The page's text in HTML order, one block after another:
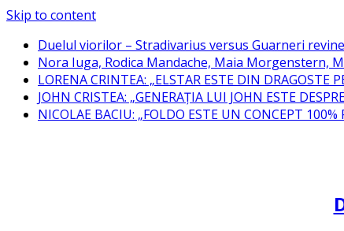
Skip to content
Duelul viorilor – Stradivarius versus Guarneri
Nora Iuga, Rodica Mandache, Maia Morgenstern,
LORENA CRINTEA: „ELSTAR ESTE DIN DRAGOSTE
JOHN CRISTEA: „GENERAȚIA LUI JOHN ESTE
NICOLAE BACIU: „FOLDO ESTE UN CONCEPT 100%